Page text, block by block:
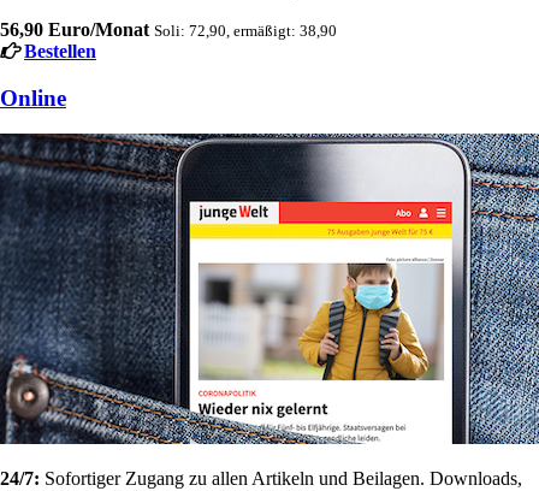
56,90 Euro/Monat Soli: 72,90, ermäßigt: 38,90
Bestellen
Online
24/7: Sofortiger Zugang zu allen Artikeln und Beilagen. Downloads,